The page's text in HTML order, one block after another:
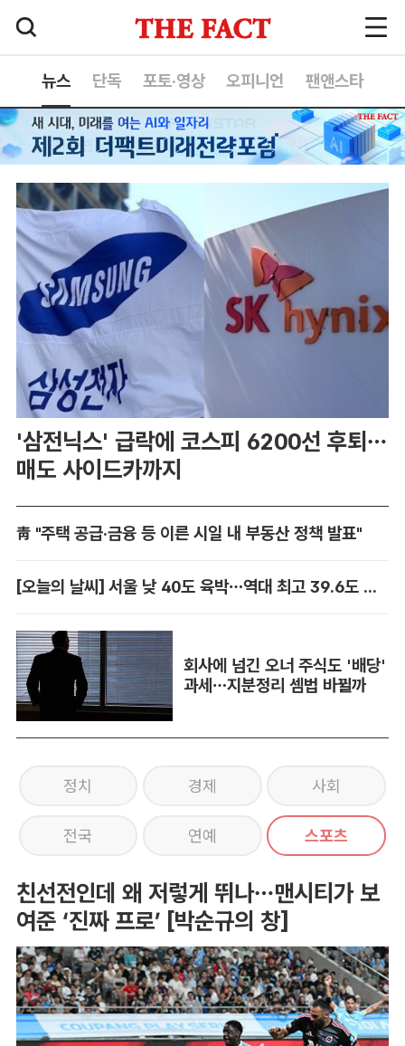
뉴스 단독 포토·영상 오피니언 팬앤스타
'삼전닉스' 급락에 코스피 6200선 후퇴…
매도 사이드카까지
靑 "주택 공급·금융 등 이른 시일 내 부동산 정책 발표"
[오늘의 날씨] 서울 낮 40도 육박…역대 최고 39.6도 위협
회사에 넘긴 오너 주식도 '배당'
과세…지분정리 셈법 바뀔까
정치 경제 사회
전국 연예 스포츠
친선전인데 왜 저렇게 뛰나…맨시티가 보
여준 ‘진짜 프로’ [박순규의 창]